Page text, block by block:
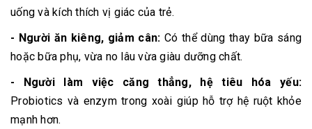
uống và kích thích vị giác của trẻ.
- Người ăn kiêng, giảm cân: Có thể dùng thay bữa sáng
hoặc bữa phụ, vừa no lâu vừa giàu dưỡng chất.
- Người làm việc căng thẳng, hệ tiêu hóa yếu:
Probiotics và enzym trong xoài giúp hỗ trợ hệ ruột khỏe
mạnh hơn.